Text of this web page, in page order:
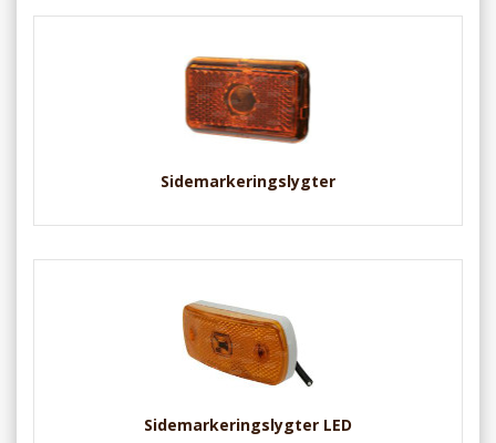
Sidemarkeringslygter
Sidemarkeringslygter LED